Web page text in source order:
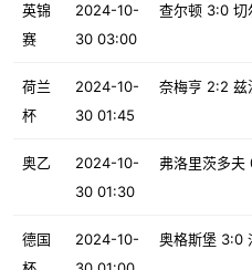
英锦
赛
2024-10-
30 03:00
查尔顿 3:0 切
荷兰
杯
2024-10-
30 01:45
奈梅亨 2:2 兹
奥乙
2024-10-
30 01:30
弗洛里茨多夫
德国
2024-10-
奥格斯堡 3:0